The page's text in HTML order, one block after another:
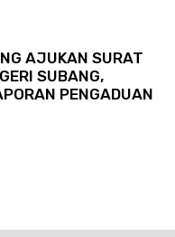
AJUKAN SURAT
SUBANG,
PENGADUAN